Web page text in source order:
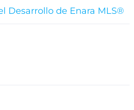
Desarrollo de Enara MLS®